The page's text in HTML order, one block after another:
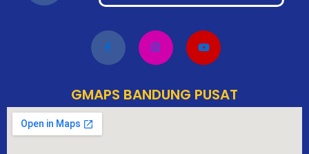
c
k
GMAPS BANDUNG PUSAT